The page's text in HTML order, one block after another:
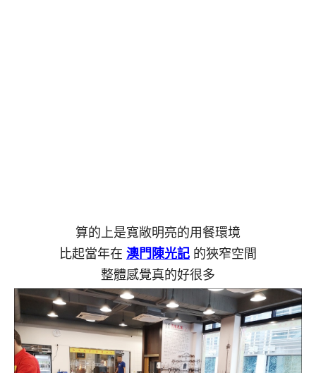
算的上是寬敞明亮的用餐環境
比起當年在 澳門陳光記 的狹窄空間
整體感覺真的好很多